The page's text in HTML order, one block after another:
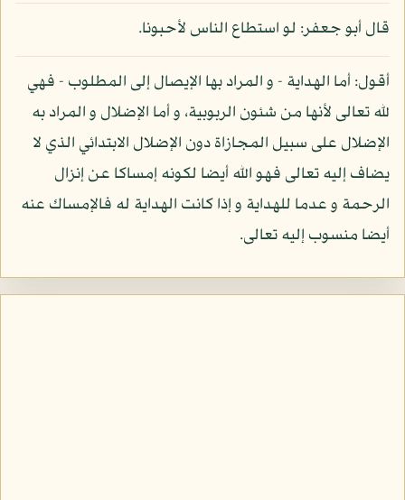
قال أبو جعفر: لو استطاع الناس لأحبونا.
أقول: أما الهداية - و المراد بها الإيصال إلى المطلوب - فهي
لله تعالى لأنها من شئون الربوبية، و أما الإضلال و المراد به
الإضلال على سبيل المجازاة دون الإضلال الابتدائي الذي لا
يضاف إليه تعالى فهو الله أيضا لكونه إمساكا عن إنزال
الرحمة و عدما للهداية و إذا كانت الهداية له فالإمساك عنه
أيضا منسوب إليه تعالى.